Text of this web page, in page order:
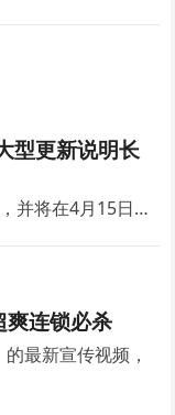
型更新说明长
并将在4月15日…
爽连锁必杀
最新宣传视频，